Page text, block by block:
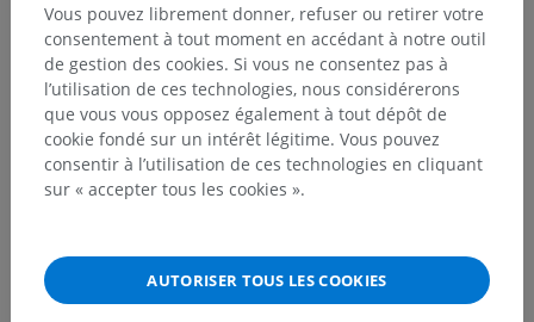
Hiérarchie anatomique
Anatomie humaine 2
Corps humain > Régions du corps humain
Structures sous-jacentes :
Région glutéale
Vous pouvez librement donner, refuser ou retirer votre
consentement à tout moment en accédant à notre outil
de gestion des cookies. Si vous ne consentez pas à
l’utilisation de ces technologies, nous considérerons
que vous vous opposez également à tout dépôt de
cookie fondé sur un intérêt légitime. Vous pouvez
consentir à l’utilisation de ces technologies en cliquant
sur « accepter tous les cookies ».
AUTORISER TOUS LES COOKIES